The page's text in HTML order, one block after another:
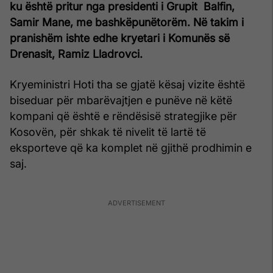
ku është pritur nga presidenti i Grupit Balfin,
Samir Mane, me bashkëpunëtorëm. Në takim i
pranishëm ishte edhe kryetari i Komunës së
Drenasit, Ramiz Lladrovci.
Kryeministri Hoti tha se gjatë kësaj vizite është
biseduar për mbarëvajtjen e punëve në këtë
kompani që është e rëndësisë strategjike për
Kosovën, për shkak të nivelit të lartë të
eksporteve që ka komplet në gjithë prodhimin e
saj.